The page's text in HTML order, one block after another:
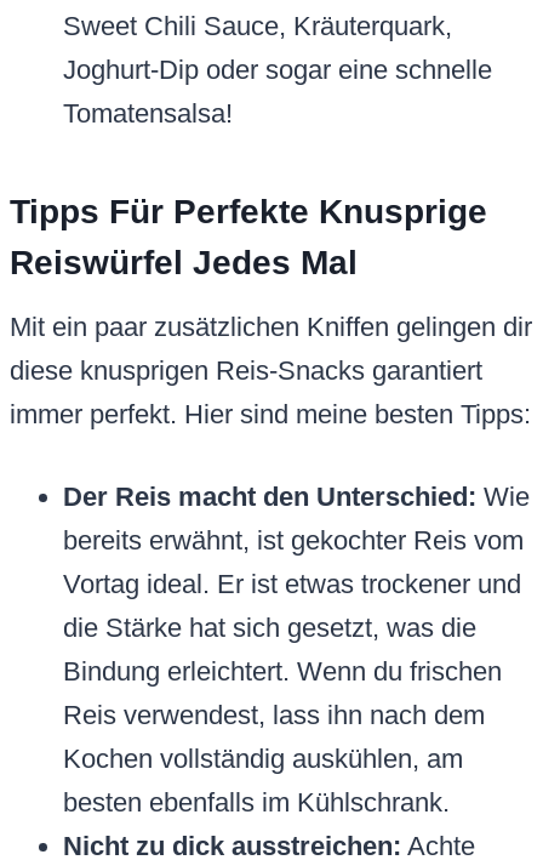
Sweet Chili Sauce, Kräuterquark,
Joghurt-Dip oder sogar eine schnelle
Tomatensalsa!
Tipps Für Perfekte Knusprige
Reiswürfel Jedes Mal
Mit ein paar zusätzlichen Kniffen gelingen dir
diese knusprigen Reis-Snacks garantiert
immer perfekt. Hier sind meine besten Tipps:
Der Reis macht den Unterschied: Wie
bereits erwähnt, ist gekochter Reis vom
Vortag ideal. Er ist etwas trockener und
die Stärke hat sich gesetzt, was die
Bindung erleichtert. Wenn du frischen
Reis verwendest, lass ihn nach dem
Kochen vollständig auskühlen, am
besten ebenfalls im Kühlschrank.
Nicht zu dick ausstreichen: Achte